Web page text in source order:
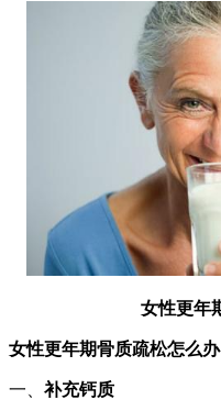
女性更年
女性更年期骨质疏松怎么办
一、 补充钙质